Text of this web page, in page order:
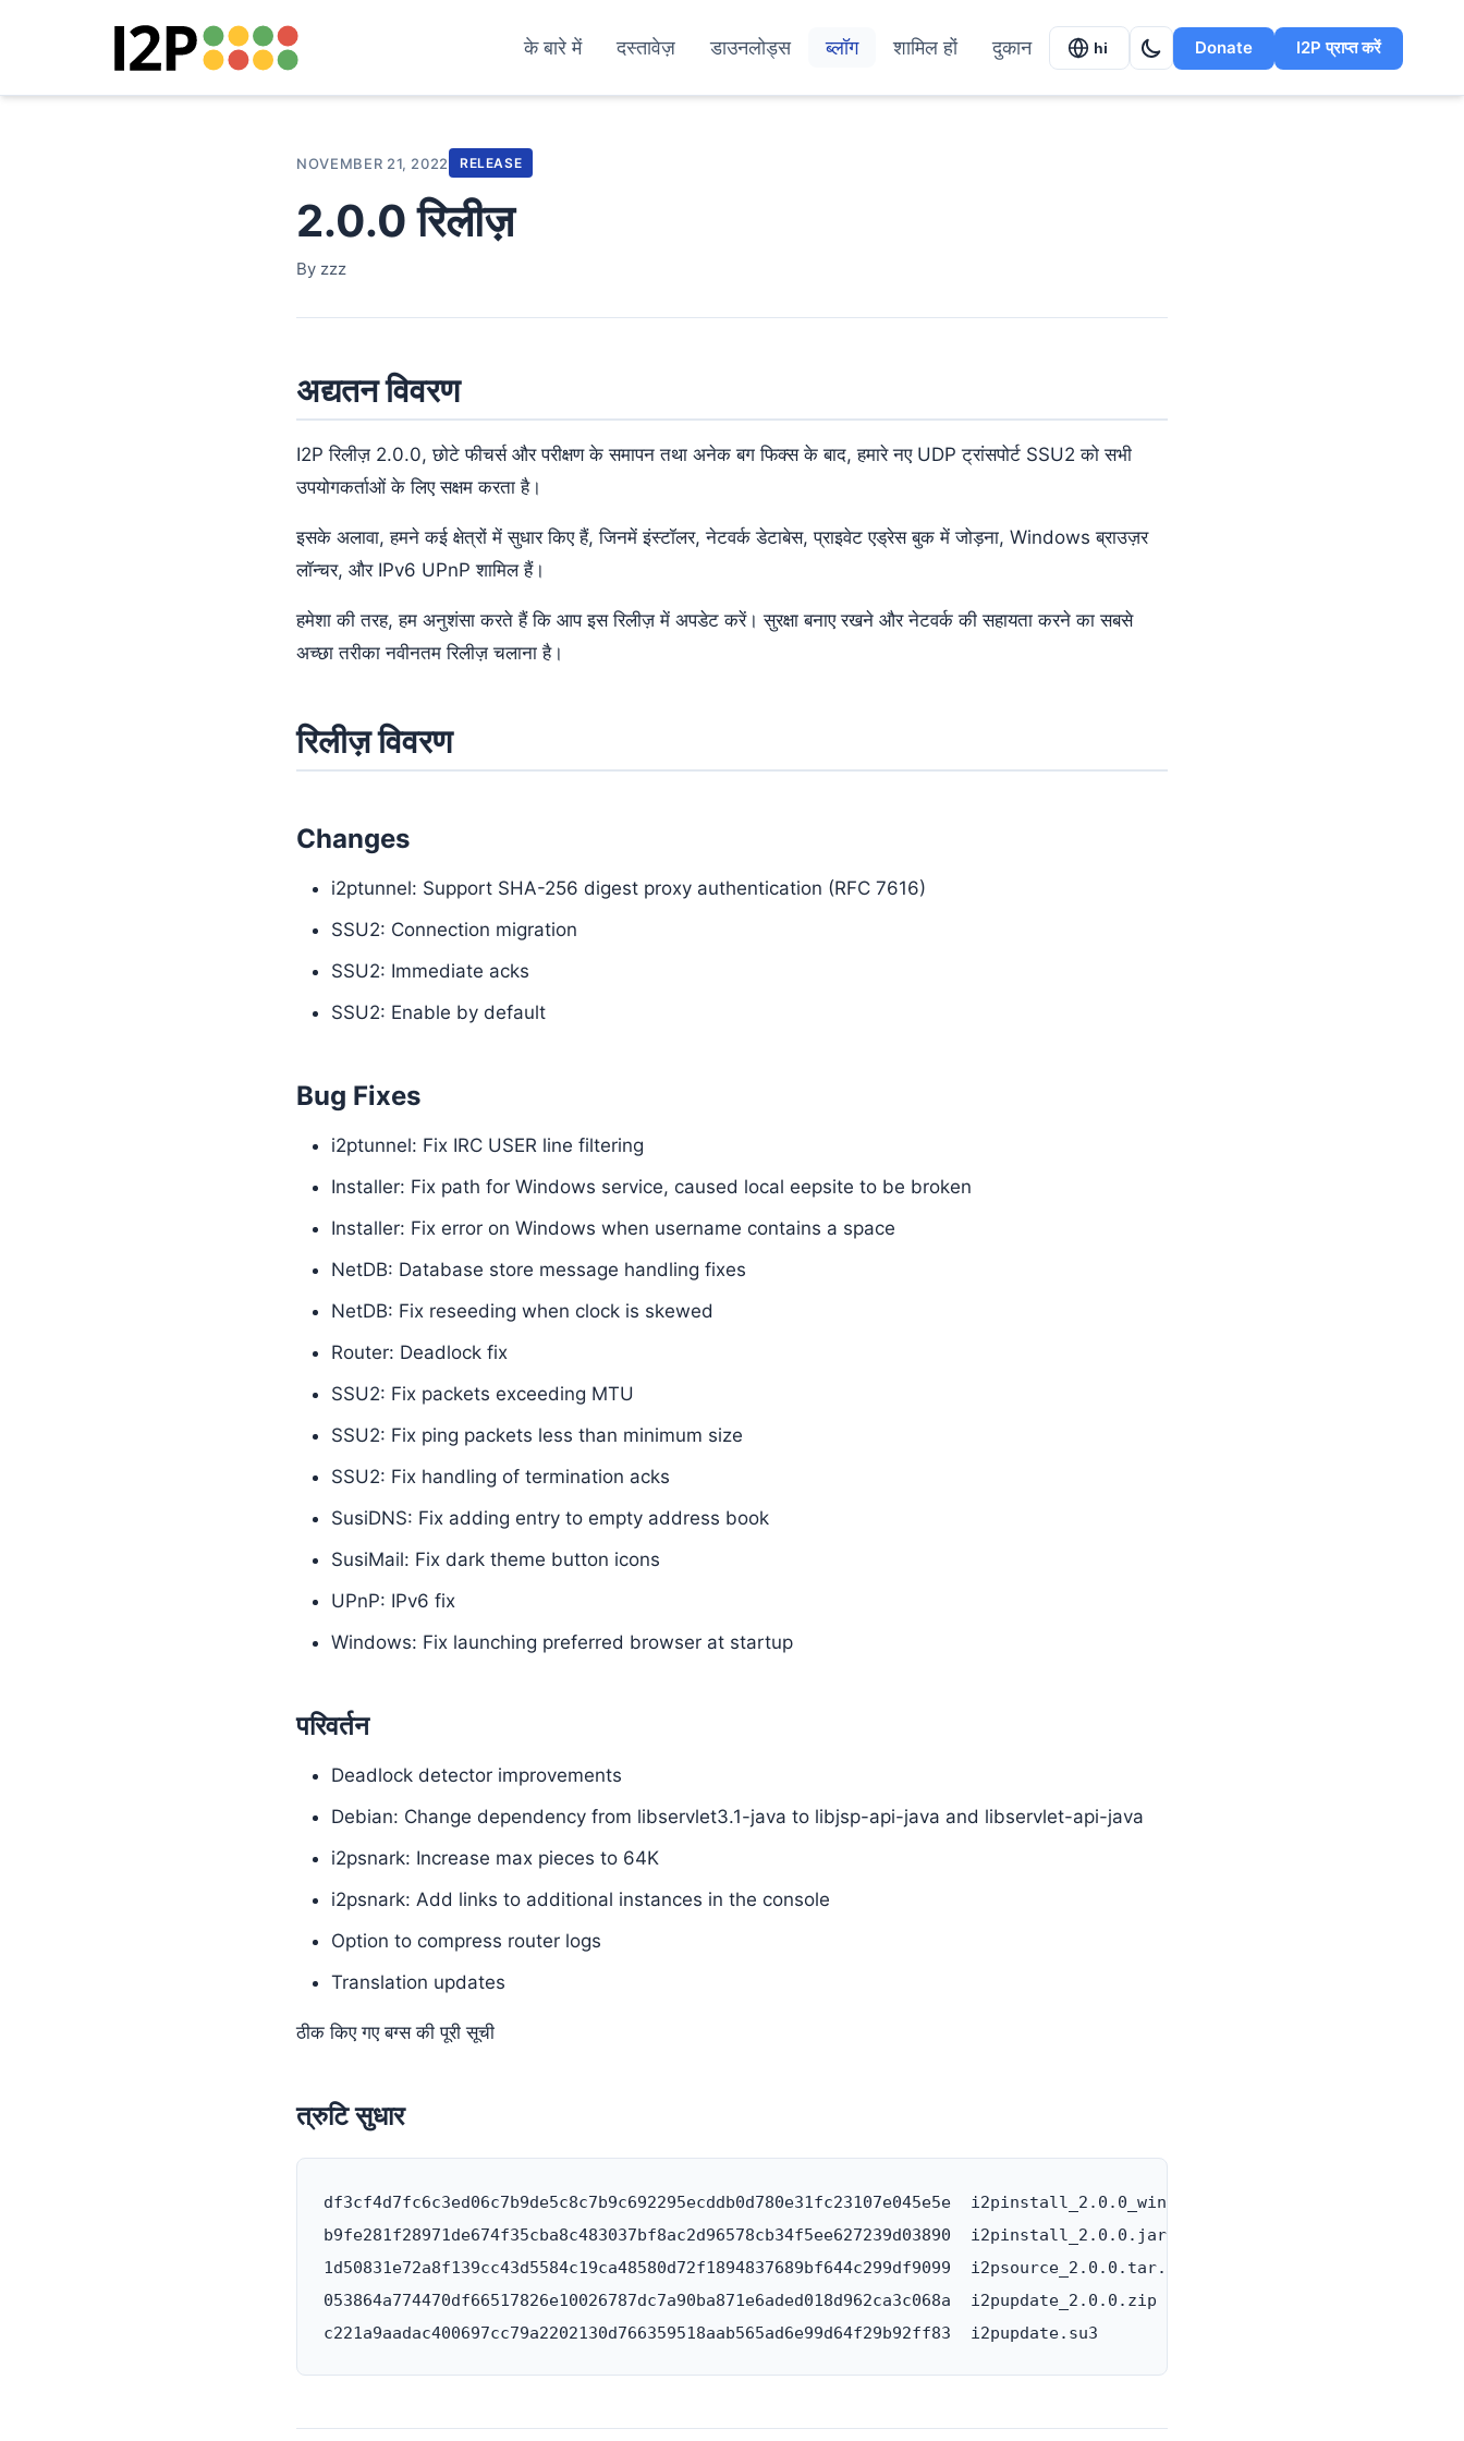
के बारे में दस्तावेज़ डाउनलोड्स ब्लॉग शामिल हों दुकान hi Donate I2P प्राप्त करें
NOVEMBER 21, 2022 RELEASE
2.0.0 रिलीज़
By zzz
अद्यतन विवरण
I2P रिलीज़ 2.0.0, छोटे फीचर्स और परीक्षण के समापन तथा अनेक बग फिक्स के बाद, हमारे नए UDP ट्रांसपोर्ट SSU2 को सभी
उपयोगकर्ताओं के लिए सक्षम करता है।
इसके अलावा, हमने कई क्षेत्रों में सुधार किए हैं, जिनमें इंस्टॉलर, नेटवर्क डेटाबेस, प्राइवेट एड्रेस बुक में जोड़ना, Windows ब्राउज़र
लॉन्चर, और IPv6 UPnP शामिल हैं।
हमेशा की तरह, हम अनुशंसा करते हैं कि आप इस रिलीज़ में अपडेट करें। सुरक्षा बनाए रखने और नेटवर्क की सहायता करने का सबसे
अच्छा तरीका नवीनतम रिलीज़ चलाना है।
रिलीज़ विवरण
Changes
i2ptunnel: Support SHA-256 digest proxy authentication (RFC 7616)
SSU2: Connection migration
SSU2: Immediate acks
SSU2: Enable by default
Bug Fixes
i2ptunnel: Fix IRC USER line filtering
Installer: Fix path for Windows service, caused local eepsite to be broken
Installer: Fix error on Windows when username contains a space
NetDB: Database store message handling fixes
NetDB: Fix reseeding when clock is skewed
Router: Deadlock fix
SSU2: Fix packets exceeding MTU
SSU2: Fix ping packets less than minimum size
SSU2: Fix handling of termination acks
SusiDNS: Fix adding entry to empty address book
SusiMail: Fix dark theme button icons
UPnP: IPv6 fix
Windows: Fix launching preferred browser at startup
परिवर्तन
Deadlock detector improvements
Debian: Change dependency from libservlet3.1-java to libjsp-api-java and libservlet-api-java
i2psnark: Increase max pieces to 64K
i2psnark: Add links to additional instances in the console
Option to compress router logs
Translation updates
ठीक किए गए बग्स की पूरी सूची
त्रुटि सुधार
df3cf4d7fc6c3ed06c7b9de5c8c7b9c692295ecddb0d780e31fc23107e045e5e  i2pinstall_2.0.0_windows.exe
b9fe281f28971de674f35cba8c483037bf8ac2d96578cb34f5ee627239d03890  i2pinstall_2.0.0.jar
1d50831e72a8f139cc43d5584c19ca48580d72f1894837689bf644c299df9099  i2psource_2.0.0.tar.bz2
053864a774470df66517826e10026787dc7a90ba871e6aded018d962ca3c068a  i2pupdate_2.0.0.zip